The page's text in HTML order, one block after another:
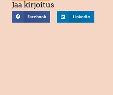
Jaa kirjoitus
Facebook LinkedIn